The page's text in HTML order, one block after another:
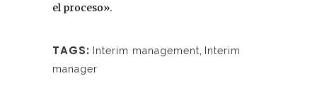
el proceso».
TAGS: Interim management
Interim
manager